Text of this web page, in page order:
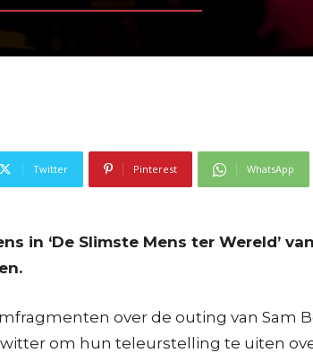
Twitter Pinterest WhatsApp
in ‘De Slimste Mens ter Wereld’
over de outing van Sam
om hun teleurstelling te uiten